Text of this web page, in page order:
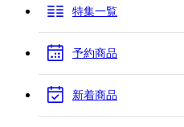
特集一覧
予約商品
新着商品